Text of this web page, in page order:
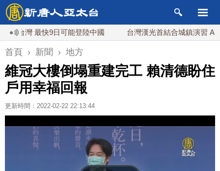
最快9日可能登陸中國 台灣漢光首結合城鎮演習 AIT連續
首頁 › 新聞 › 地方
維冠大樓倒塌重建完工 賴清德盼住
戶用幸福回報
更新時間：2022-02-22 22:13:44